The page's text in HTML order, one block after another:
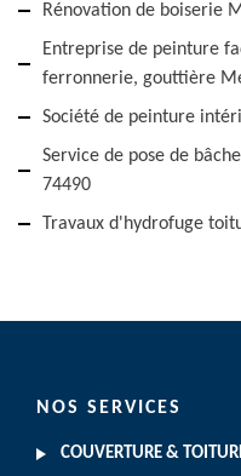
Rénovation de boiserie
Entreprise de peinture
ferronnerie, gouttière
Société de peinture
Service de pose de
74490
Travaux d'hydrofuge
NOS SERVICES
COUVERTURE &